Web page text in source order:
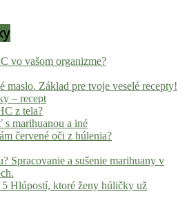
vo vašom organizme?
maslo. Základ pre tvoje veselé recepty!
– recept
z tela?
s marihuanou a iné
červené oči z húlenia?
Spracovanie a sušenie marihuany v
Hlúpostí, ktoré ženy húličky už